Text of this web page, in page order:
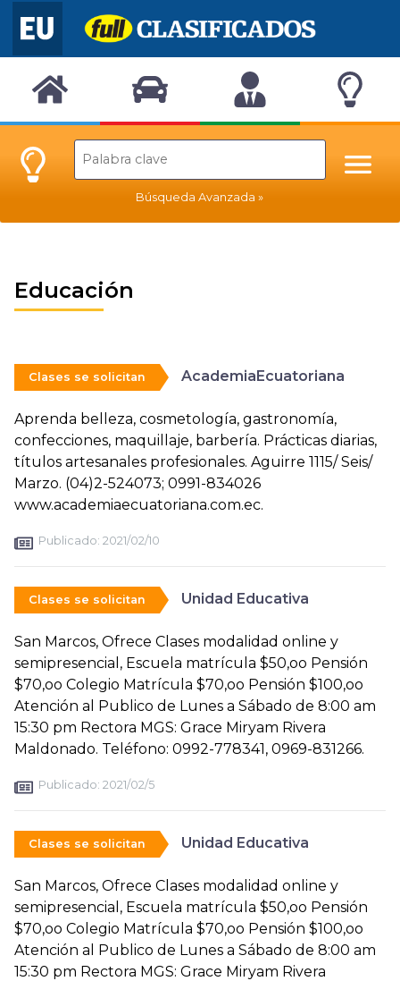
Búsqueda Avanzada
Educación
Clases se solicitan AcademiaEcuatoriana
Aprenda belleza, cosmetología, gastronomía,
confecciones, maquillaje, barbería. Prácticas diarias,
títulos artesanales profesionales. Aguirre 1115/ Seis/
Marzo. (04)2-524073; 0991-834026
www.academiaecuatoriana.com.ec.
Publicado: 2021/02/10
Clases se solicitan Unidad Educativa
San Marcos, Ofrece Clases modalidad online y
semipresencial, Escuela matrícula $50,oo Pensión
$70,oo Colegio Matrícula $70,oo Pensión $100,oo
Atención al Publico de Lunes a Sábado de 8:00 am
15:30 pm Rectora MGS: Grace Miryam Rivera
Maldonado. Teléfono: 0992-778341, 0969-831266.
Publicado: 2021/02/5
Clases se solicitan Unidad Educativa
San Marcos, Ofrece Clases modalidad online y
semipresencial, Escuela matrícula $50,oo Pensión
$70,oo Colegio Matrícula $70,oo Pensión $100,oo
Atención al Publico de Lunes a Sábado de 8:00 am
15:30 pm Rectora MGS: Grace Miryam Rivera